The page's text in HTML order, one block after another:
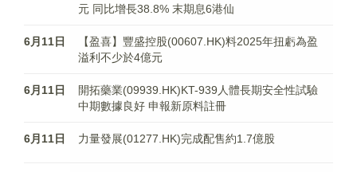
元 同比增長38.8% 末期息6港仙
6月11日
【盈喜】豐盛控股(00607.HK)料2025年扭虧為盈
溢利不少於4億元
6月11日
開拓藥業(09939.HK)KT-939人體長期安全性試驗
中期數據良好 申報新原料註冊
6月11日 力量發展(01277.HK)完成配售約1.7億股